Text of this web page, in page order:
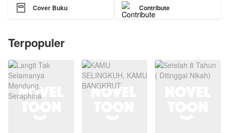
 Cover Buku Contribute
Terpopuler